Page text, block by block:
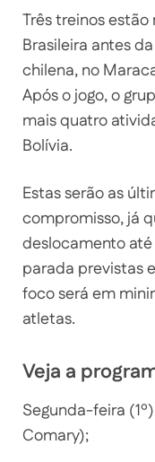
Três treinos
Brasileira antes
chilena, no
Após o jogo, o
mais quatro
Bolívia.
Estas serão as
compromisso, já
deslocamento
parada previstas
foco será em
atletas.
Veja a
Segunda-feira
Comary);